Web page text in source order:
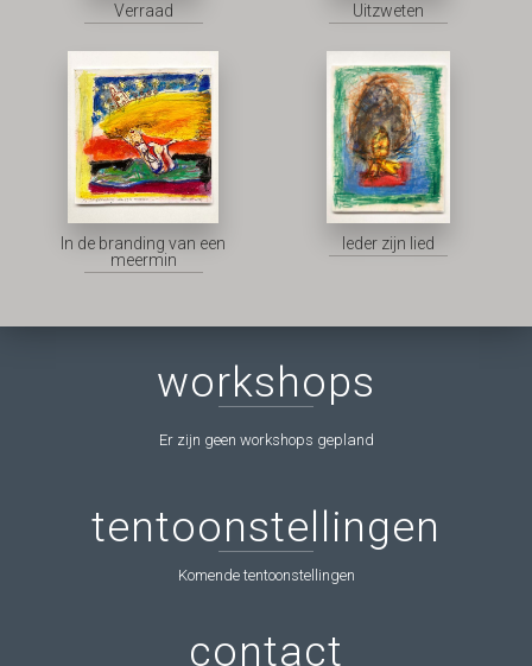
Verraad Uitzweten
In de branding van een
meermin
Ieder zijn lied
workshops
Er zijn geen workshops gepland
contact
tentoonstellingen
Komende tentoonstellingen